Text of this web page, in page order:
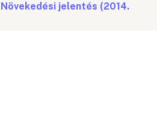
Növekedési jelentés (2014.